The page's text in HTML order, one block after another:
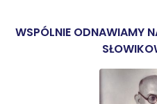
WSPÓLNIE ODNAWIAMY